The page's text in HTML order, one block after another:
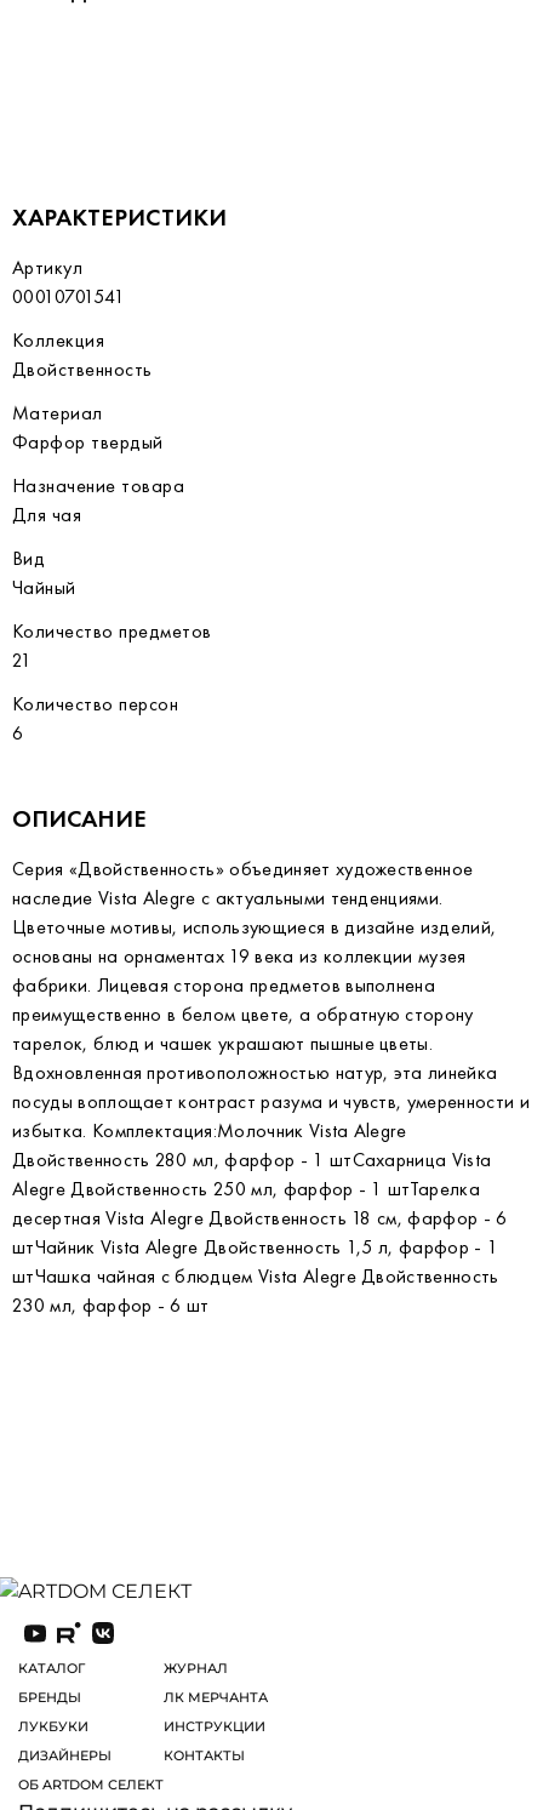
ХАРАКТЕРИСТИКИ
Артикул
00010701541
Коллекция
Двойственность
Материал
Фарфор твердый
Назначение товара
Для чая
Вид
Чайный
Количество предметов
21
Количество персон
6
ОПИСАНИЕ
Серия «Двойственность» объединяет художественное
наследие Vista Alegre с актуальными тенденциями.
Цветочные мотивы, использующиеся в дизайне изделий,
основаны на орнаментах 19 века из коллекции музея
фабрики. Лицевая сторона предметов выполнена
преимущественно в белом цвете, а обратную сторону
тарелок, блюд и чашек украшают пышные цветы.
Вдохновленная противоположностью натур, эта линейка
посуды воплощает контраст разума и чувств, умеренности и
избытка. Комплектация:Молочник Vista Alegre
Двойственность 280 мл, фарфор - 1 штСахарница Vista
Alegre Двойственность 250 мл, фарфор - 1 штТарелка
десертная Vista Alegre Двойственность 18 см, фарфор - 6
штЧайник Vista Alegre Двойственность 1,5 л, фарфор - 1
штЧашка чайная с блюдцем Vista Alegre Двойственность
230 мл, фарфор - 6 шт
КАТАЛОГ
БРЕНДЫ
ЛУКБУКИ
ДИЗАЙНЕРЫ
ОБ ARTDOM СЕЛЕКТ
ЖУРНАЛ
ЛК МЕРЧАНТА
ИНСТРУКЦИИ
КОНТАКТЫ